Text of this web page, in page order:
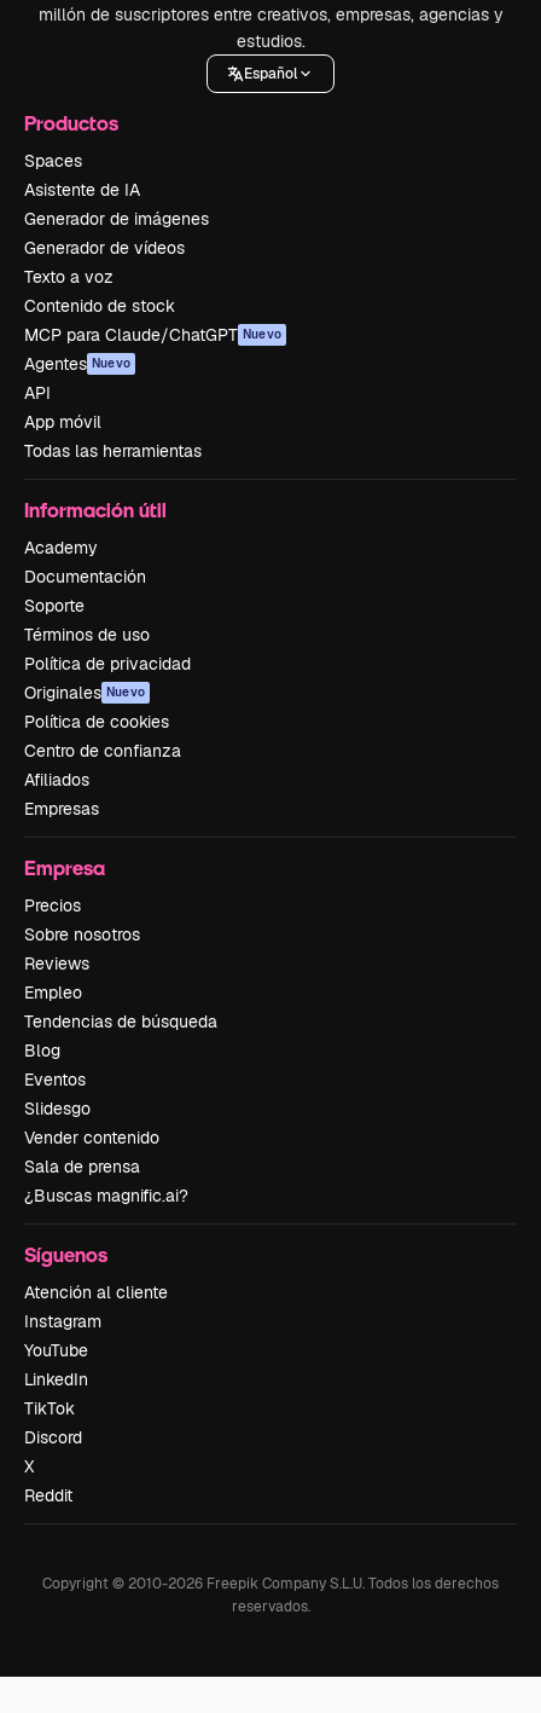
millón de suscriptores entre creativos, empresas, agencias y
estudios.
Español
Productos
Spaces
Asistente de IA
Generador de imágenes
Generador de vídeos
Texto a voz
Contenido de stock
MCP para Claude/ChatGPT Nuevo
Agentes Nuevo
API
App móvil
Todas las herramientas
Información útil
Academy
Documentación
Soporte
Términos de uso
Política de privacidad
Originales Nuevo
Política de cookies
Centro de confianza
Afiliados
Empresas
Empresa
Precios
Sobre nosotros
Reviews
Empleo
Tendencias de búsqueda
Blog
Eventos
Slidesgo
Vender contenido
Sala de prensa
¿Buscas magnific.ai?
Síguenos
Atención al cliente
Instagram
YouTube
LinkedIn
TikTok
Discord
X
Reddit
Copyright © 2010-2026 Freepik Company S.L.U.Todos los derechos
reservados.